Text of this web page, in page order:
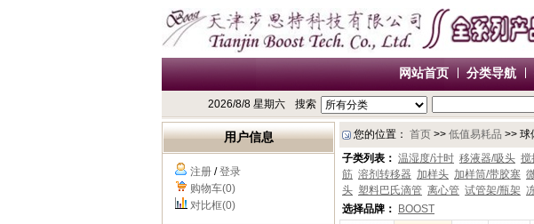
网站首页 分类导航
2026/8/8 星期六 搜索
用户信息
注册 /登录
购物车(0)
对比框(0)
您的位置： 首页 >> 低值易耗品 >> 球
子类列表： 温湿度/计时 移液器/吸头 搅
筋 溶剂转移器 加样头 加样筒/带胶塞
头 塑料巴氏滴管 离心管 试管架/瓶架
选择品牌：
BOOST